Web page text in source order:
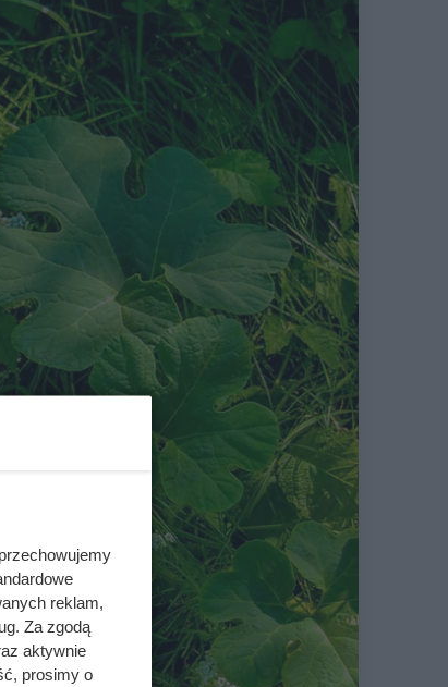
reklam,
Za zgodą
aktywnie
prosimy o